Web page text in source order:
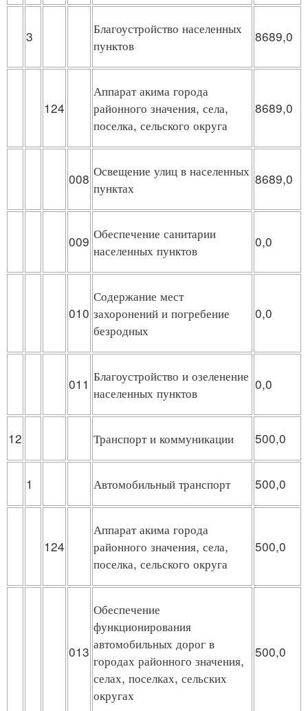
3
Благоустройство населенных
пунктов
8689,0
124
Аппарат акима города
районного значения, села,
поселка, сельского округа
8689,0
008 Освещение улиц в населенных
пунктах
8689,0
009 Обеспечение санитарии
населенных пунктов
0,0
010
Содержание мест
захоронений и погребение
безродных
0,0
011 Благоустройство и озеленение
населенных пунктов
0,0
12 Транспорт и коммуникации 500,0
1 Автомобильный транспорт 500,0
124
Аппарат акима города
районного значения, села,
поселка, сельского округа
500,0
013
Обеспечение
функционирования
автомобильных дорог в
городах районного значения,
селах, поселках, сельских
округах
500,0